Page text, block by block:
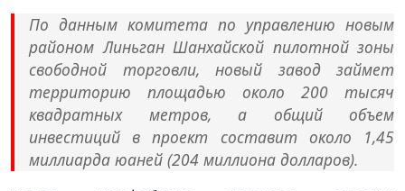
По данным комитета по управлению новым
районом Линьган Шанхайской пилотной зоны
свободной торговли, новый завод займет
территорию площадью около 200 тысяч
квадратных метров, а общий объем
инвестиций в проект составит около 1,45
миллиарда юаней (204 миллиона долларов).